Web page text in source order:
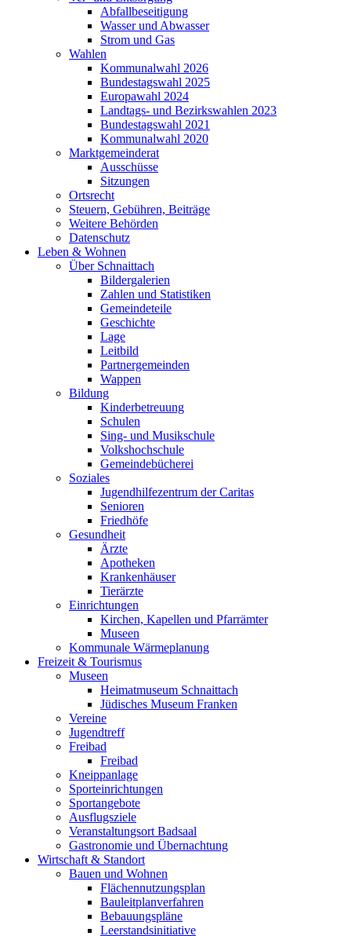
Abfallbeseitigung
Wasser und Abwasser
Strom und Gas
Wahlen
Kommunalwahl 2026
Bundestagswahl 2025
Europawahl 2024
Landtags- und Bezirkswahlen 2023
Bundestagswahl 2021
Kommunalwahl 2020
Marktgemeinderat
Ausschüsse
Sitzungen
Ortsrecht
Steuern, Gebühren, Beiträge
Weitere Behörden
Datenschutz
Leben & Wohnen
Über Schnaittach
Bildergalerien
Zahlen und Statistiken
Gemeindeteile
Geschichte
Lage
Leitbild
Partnergemeinden
Wappen
Bildung
Kinderbetreuung
Schulen
Sing- und Musikschule
Volkshochschule
Gemeindebücherei
Soziales
Jugendhilfezentrum der Caritas
Senioren
Friedhöfe
Gesundheit
Ärzte
Apotheken
Krankenhäuser
Tierärzte
Einrichtungen
Kirchen, Kapellen und Pfarrämter
Museen
Kommunale Wärmeplanung
Freizeit & Tourismus
Museen
Heimatmuseum Schnaittach
Jüdisches Museum Franken
Vereine
Jugendtreff
Freibad
Freibad
Kneippanlage
Sporteinrichtungen
Sportangebote
Ausflugsziele
Veranstaltungsort Badsaal
Gastronomie und Übernachtung
Wirtschaft & Standort
Bauen und Wohnen
Flächennutzungsplan
Bauleitplanverfahren
Bebauungspläne
Leerstandsinitiative